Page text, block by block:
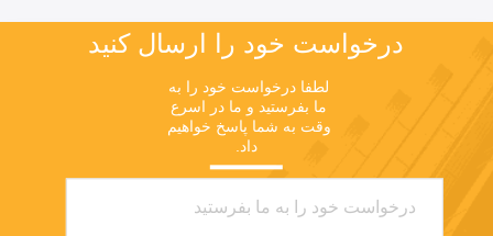
درخواست خود را ارسال کنید
داد.